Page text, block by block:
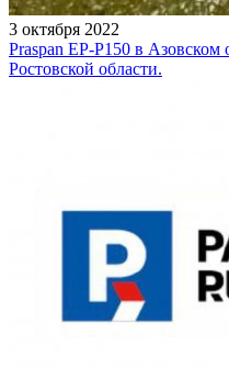
3 октября 2022
Praspan EP-P150 в Азовском
Ростовской области.